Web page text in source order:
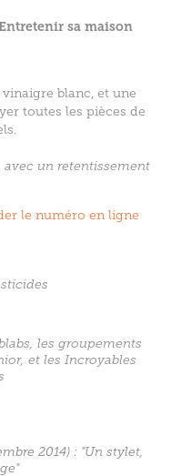
sa maison
blanc, et une
toutes les pièces de
un retentissement
le numéro en ligne
les groupements
et les Incroyables
2014) : "Un stylet,